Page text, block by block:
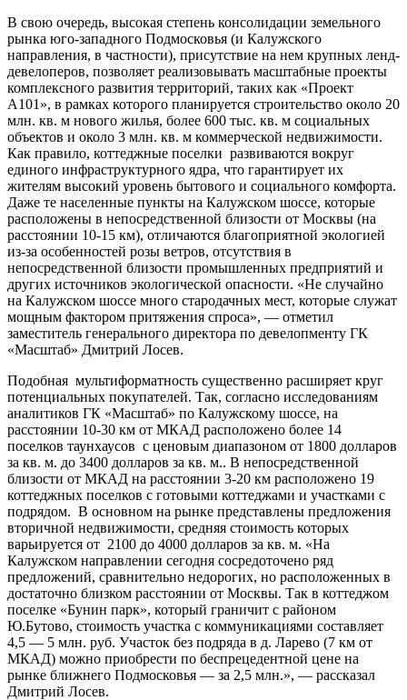
В свою очередь, высокая степень консолидации земельного
рынка юго-западного Подмосковья (и Калужского
направления, в частности), присутствие на нем крупных ленд-
девелоперов, позволяет реализовывать масштабные проекты
комплексного развития территорий, таких как «Проект
А101», в рамках которого планируется строительство около 20
млн. кв. м нового жилья, более 600 тыс. кв. м социальных
объектов и около 3 млн. кв. м коммерческой недвижимости.
Как правило, коттеджные поселки развиваются вокруг
единого инфраструктурного ядра, что гарантирует их
жителям высокий уровень бытового и социального комфорта.
Даже те населенные пункты на Калужском шоссе, которые
расположены в непосредственной близости от Москвы (на
расстоянии 10-15 км), отличаются благоприятной экологией
из-за особенностей розы ветров, отсутствия в
непосредственной близости промышленных предприятий и
других источников экологической опасности. «Не случайно
на Калужском шоссе много стародачных мест, которые служат
мощным фактором притяжения спроса», — отметил
заместитель генерального директора по девелопменту ГК
«Масштаб» Дмитрий Лосев.
Подобная мультиформатность существенно расширяет круг
потенциальных покупателей. Так, согласно исследованиям
аналитиков ГК «Масштаб» по Калужскому шоссе, на
расстоянии 10-30 км от МКАД расположено более 14
поселков таунхаусов с ценовым диапазоном от 1800 долларов
за кв. м. до 3400 долларов за кв. м.. В непосредственной
близости от МКАД на расстоянии 3-20 км расположено 19
коттеджных поселков с готовыми коттеджами и участками с
подрядом. В основном на рынке представлены предложения
вторичной недвижимости, средняя стоимость которых
варьируется от 2100 до 4000 долларов за кв. м. «На
Калужском направлении сегодня сосредоточено ряд
предложений, сравнительно недорогих, но расположенных в
достаточно близком расстоянии от Москвы. Так в коттеджом
поселке «Бунин парк», который граничит с районом
Ю.Бутово, стоимость участка с коммуникациями составляет
4,5 — 5 млн. руб. Участок без подряда в д. Ларево (7 км от
МКАД) можно приобрести по беспрецедентной цене на
рынке ближнего Подмосковья — за 2,5 млн.», — рассказал
Дмитрий Лосев.